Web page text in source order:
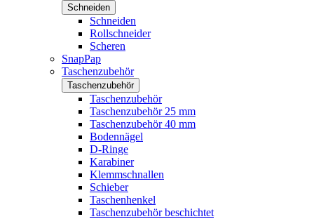
Schneiden
Schneiden
Rollschneider
Scheren
SnapPap
Taschenzubehör
Taschenzubehör
Taschenzubehör
Taschenzubehör 25 mm
Taschenzubehör 40 mm
Bodennägel
D-Ringe
Karabiner
Klemmschnallen
Schieber
Taschenhenkel
Taschenzubehör beschichtet